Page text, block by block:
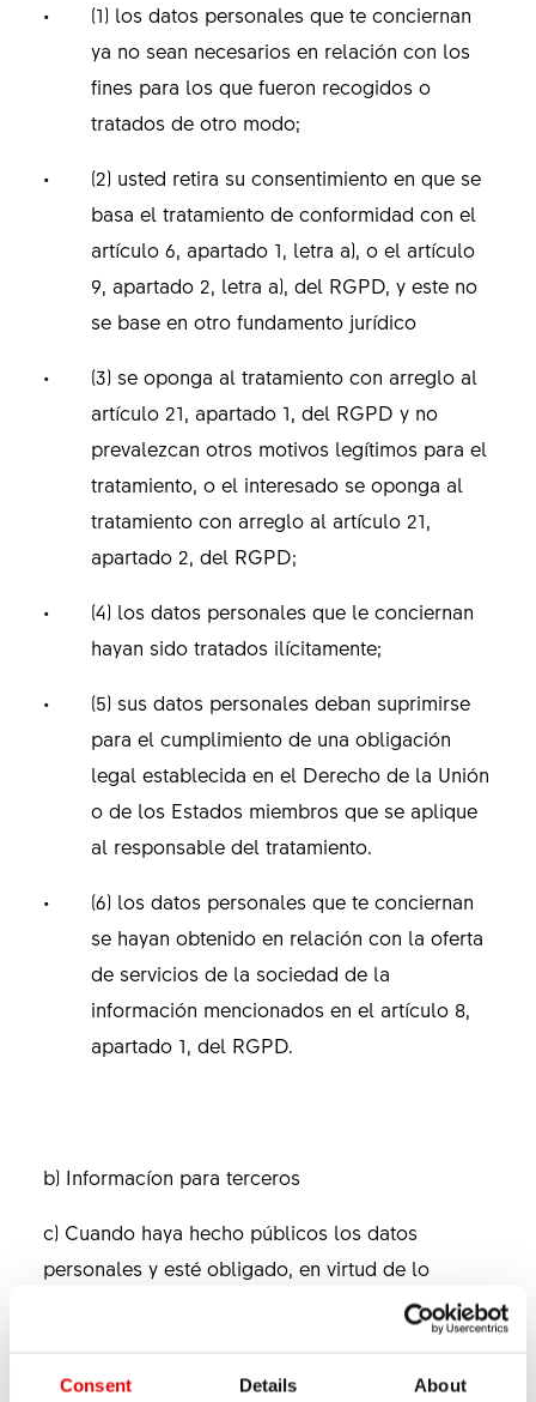
Consent Details About
(1) los datos personales que te conciernan
ya no sean necesarios en relación con los
fines para los que fueron recogidos o
tratados de otro modo;
(2) usted retira su consentimiento en que se
basa el tratamiento de conformidad con el
artículo 6, apartado 1, letra a), o el artículo
9, apartado 2, letra a), del RGPD, y este no
se base en otro fundamento jurídico
(3) se oponga al tratamiento con arreglo al
artículo 21, apartado 1, del RGPD y no
prevalezcan otros motivos legítimos para el
tratamiento, o el interesado se oponga al
tratamiento con arreglo al artículo 21,
apartado 2, del RGPD;
(4) los datos personales que le conciernan
hayan sido tratados ilícitamente;
(5) sus datos personales deban suprimirse
para el cumplimiento de una obligación
legal establecida en el Derecho de la Unión
o de los Estados miembros que se aplique
al responsable del tratamiento.
(6) los datos personales que te conciernan
se hayan obtenido en relación con la oferta
de servicios de la sociedad de la
información mencionados en el artículo 8,
apartado 1, del RGPD.
b) Informacíon para terceros
c) Cuando haya hecho públicos los datos
personales y esté obligado, en virtud de lo
dispuesto en el artículo 17, apartado 1, del RGPD,
a suprimir dichos datos, el responsable del
tratamiento, teniendo en cuenta la tecnología